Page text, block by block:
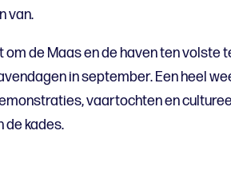
van.
om de Maas en de haven ten volste
in september. Een heel
vaartochten en
de kades.